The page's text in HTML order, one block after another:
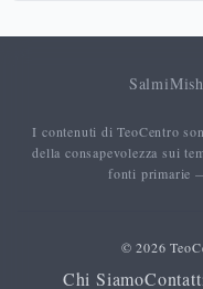
Salmi
I contenuti di TeoCentro
della consapevolezza sui
fonti primarie
© 2026
Chi Siamo